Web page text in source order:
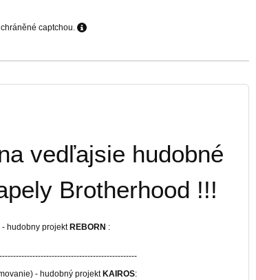
captchou.
vedľajsie hudobné
Brotherhood !!!
- hudobny projekt REBORN :
- hudobný projekt KAIROS: